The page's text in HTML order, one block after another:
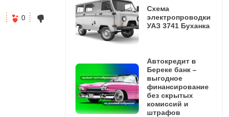
0
Схема
электропроводки
УАЗ 3741 Буханка
Автокредит в
Береке банк –
выгодное
финансирование
без скрытых
комиссий и
штрафов